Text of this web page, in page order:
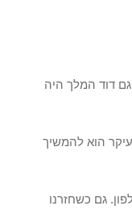
דוד המלך היה
הוא להמשיך
גם כשחזרנו